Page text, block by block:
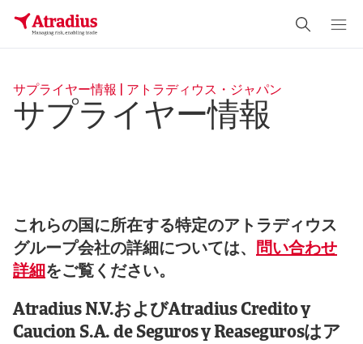
サプライヤー情報 | アトラディウス・ジャパン
サプライヤー情報
これらの国に所在する特定のアトラディウス
グループ会社の詳細については、
問い合わせ
詳細 をご覧ください。
Atradius N.V.およびAtradius Credito y
Caucion S.A. de Seguros y Reasegurosはア